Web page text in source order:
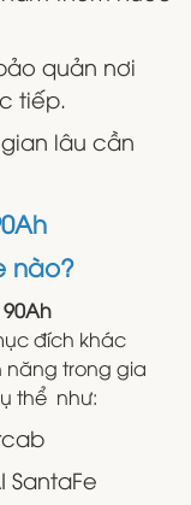
quản nơi
tiếp.
lâu cần
nào?
đích khác
năng trong gia
thể như:
SantaFe